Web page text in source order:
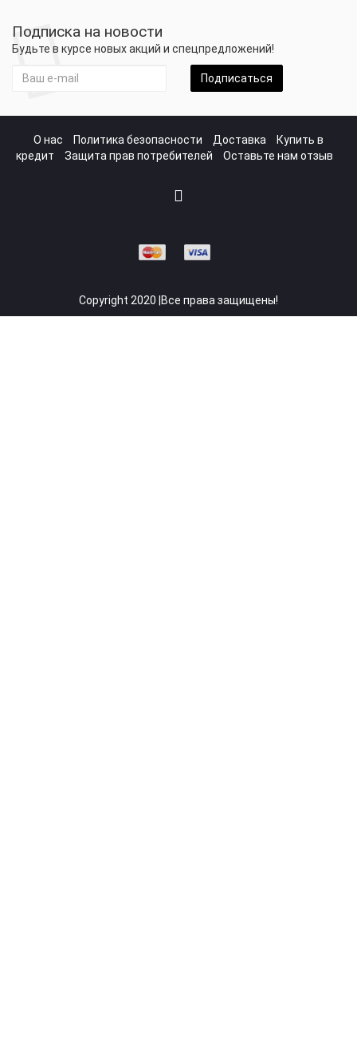
Подписка на новости
Будьте в курсе новых акций и спецпредложений!
Подписаться
О нас Политика безопасности Доставка
Купить в
кредит
Защита прав потребителей Оставьте нам отзыв
Copyright 2020 |Все права защищены!